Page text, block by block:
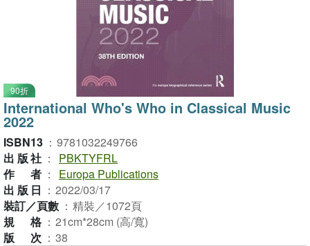
90折
International Who's Who in Classical Music
2022
ISBN13 ： 9781032249766
出版社 ：
PBKTYFRL
作者 ：
Europa Publications
出版日 ： 2022/03/17
裝訂／頁數 ： 精裝／1072頁
規格 ： 21cm*28cm (高/寬)
版次 ： 38